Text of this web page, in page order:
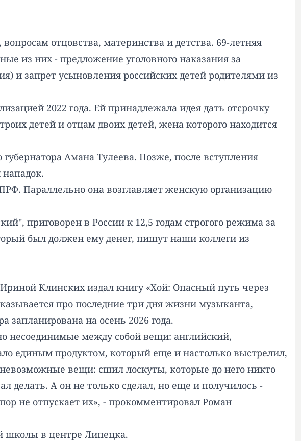
отцовства, материнства и детства. 69-летняя
из них - предложение уголовного наказания за
и запрет усыновления российских детей родителями из
2022 года. Ей принадлежала идея дать отсрочку
детей и отцам двоих детей, жена которого находится
Амана Тулеева. Позже, после вступления
Параллельно она возглавляет женскую организацию
приговорен в России к 12,5 годам строгого режима за
был должен ему денег, пишут наши коллеги из
Клинских издал книгу «Хой: Опасный путь через
про последние три дня жизни музыканта,
на осень 2026 года.
несоединимые между собой вещи: английский,
единым продуктом, который еще и настолько выстрелил,
вещи: сшил лоскуты, которые до него никто
А он не только сделал, но еще и получилось -
не отпускает их», - прокомментировал Роман
школы в центре Липецка.